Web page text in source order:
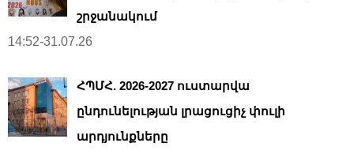
շրջանակում
14:52-31.07.26
ՀՊՄՀ. 2026-2027 ուստարվա
ընդունելության լրացուցիչ փուլի
արդյունքները